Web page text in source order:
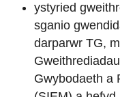
ystyried
sganio
darparwr TG,
Gwybodaeth a